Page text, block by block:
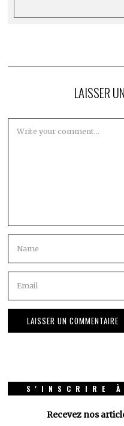
LAISSER
S'INSCRIRE À
Recevez nos